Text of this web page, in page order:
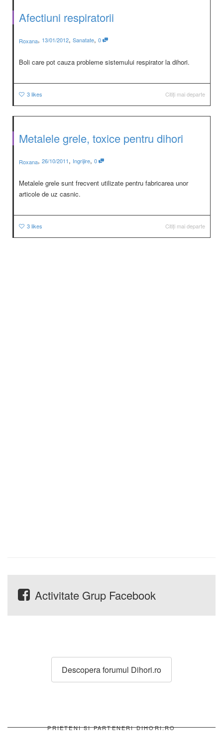
Afectiuni respiratorii
Roxana, 13/01/2012, Sanatate, 0
Boli care pot cauza probleme sistemului respirator la dihori.
3likes Citiți mai departe
Metalele grele, toxice pentru dihori
Roxana, 26/10/2011, Ingrijire, 0
Metalele grele sunt frecvent utilizate pentru fabricarea unor
articole de uz casnic.
3likes Citiți mai departe
Activitate Grup Facebook
Descopera forumul Dihori.ro
PRIETENI SI PARTENERI DIHORI.RO